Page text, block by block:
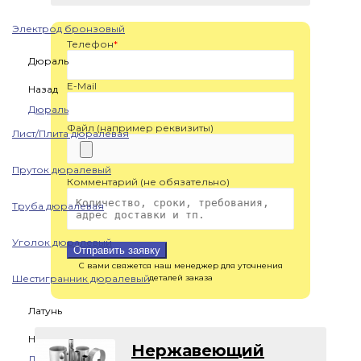
Электрод бронзовый
Дюраль
Назад
Дюраль
Лист/Плита дюралевая
Пруток дюралевый
Труба дюралевая
Уголок дюралевый
Шестигранник дюралевый
Латунь
Назад
Телефон*
E-Mail
Файл (например реквизиты)
Комментарий (не обязательно)
Отправить заявку
С вами свяжется наш менеджер для уточнения
деталей заказа
Нержавеющий